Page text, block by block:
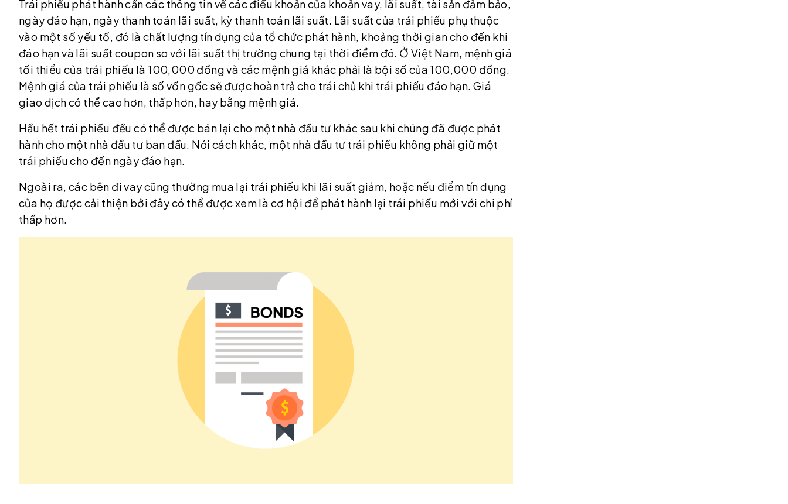
Trái phiếu phát hành cần các thông tin về các điều khoản của khoản vay, lãi suất, tài sản đảm bảo,
ngày đáo hạn, ngày thanh toán lãi suất, kỳ thanh toán lãi suất. Lãi suất của trái phiếu phụ thuộc
vào một số yếu tố, đó là chất lượng tín dụng của tổ chức phát hành, khoảng thời gian cho đến khi
đáo hạn và lãi suất coupon so với lãi suất thị trường chung tại thời điểm đó. Ở Việt Nam, mệnh giá
tối thiểu của trái phiếu là 100,000 đồng và các mệnh giá khác phải là bội số của 100,000 đồng.
Mệnh giá của trái phiếu là số vốn gốc sẽ được hoàn trả cho trái chủ khi trái phiếu đáo hạn. Giá
giao dịch có thể cao hơn, thấp hơn, hay bằng mệnh giá.
Hầu hết trái phiếu đều có thể được bán lại cho một nhà đầu tư khác sau khi chúng đã được phát
hành cho một nhà đầu tư ban đầu. Nói cách khác, một nhà đầu tư trái phiếu không phải giữ một
trái phiếu cho đến ngày đáo hạn.
Ngoài ra, các bên đi vay cũng thường mua lại trái phiếu khi lãi suất giảm, hoặc nếu điểm tín dụng
của họ được cải thiện bởi đây có thể được xem là cơ hội để phát hành lại trái phiếu mới với chi phí
thấp hơn.